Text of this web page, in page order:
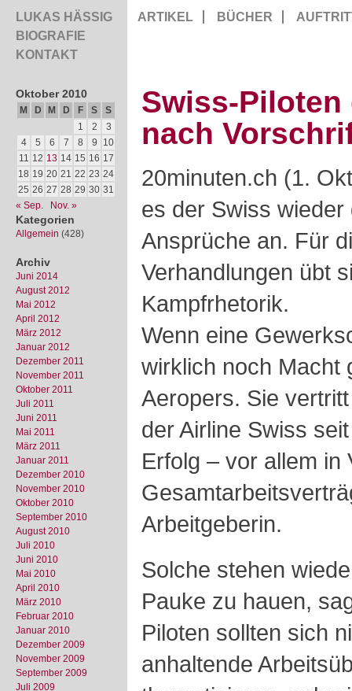
LUKAS HÄSSIG
BIOGRAFIE
KONTAKT
ARTIKEL BÜCHER
Oktober 2010
M D M D F S
S
1
2
3
4
5 6 7 8 9
10
11 12 13 14 15 16 17
18 19 20 21 22 23 24
25 26 27 28 29 30 31
« Sep.
Nov. »
Kategorien
Allgemein (428)
Archiv
Juni 2014
August 2012
Mai 2012
April 2012
März 2012
Januar 2012
Dezember 2011
November 2011
Oktober 2011
Juli 2011
Juni 2011
Mai 2011
März 2011
Januar 2011
Dezember 2010
November 2010
Oktober 2010
September 2010
August 2010
Juli 2010
Juni 2010
Mai 2010
April 2010
März 2010
Februar 2010
Januar 2010
Dezember 2009
November 2009
September 2009
Juli 2009
Swiss-
nach
20minuten.ch (1.
es der Swiss
Ansprüche an. Für
Verhandlungen übt
Kampfrhetorik.
Wenn eine
wirklich noch Macht
Aeropers. Sie
der Airline Swiss
Erfolg – vor allem in
Arbeitgeberin.
Solche stehen
Pauke zu hauen,
Piloten sollten sich
anhaltende